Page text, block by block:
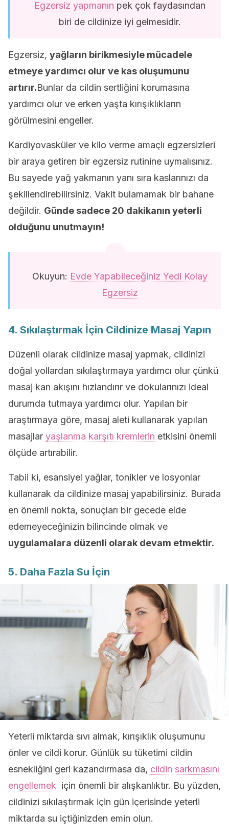
Egzersiz yapmanın pek çok faydasından
biri de cildinize iyi gelmesidir.
Egzersiz, yağların birikmesiyle mücadele
etmeye yardımcı olur ve kas oluşumunu
artırır.Bunlar da cildin sertliğini korumasına
yardımcı olur ve erken yaşta kırışıklıkların
görülmesini engeller.
Kardiyovasküler ve kilo verme amaçlı egzersizleri
bir araya getiren bir egzersiz rutinine uymalısınız.
Bu sayede yağ yakmanın yanı sıra kaslarınızı da
şekillendirebilirsiniz. Vakit bulamamak bir bahane
değildir. Günde sadece 20 dakikanın yeterli
olduğunu unutmayın!
Okuyun: Evde Yapabileceğiniz Yedi Kolay
Egzersiz
4. Sıkılaştırmak İçin Cildinize Masaj Yapın
Düzenli olarak cildinize masaj yapmak, cildinizi
doğal yollardan sıkılaştırmaya yardımcı olur çünkü
masaj kan akışını hızlandırır ve dokularınızı ideal
durumda tutmaya yardımcı olur. Yapılan bir
araştırmaya göre, masaj aleti kullanarak yapılan
masajlar yaşlanma karşıtı kremlerin etkisini önemli
ölçüde artırabilir.
Tabii ki, esansiyel yağlar, tonikler ve losyonlar
kullanarak da cildinize masaj yapabilirsiniz. Burada
en önemli nokta, sonuçları bir gecede elde
edemeyeceğinizin bilincinde olmak ve
uygulamalara düzenli olarak devam etmektir.
5. Daha Fazla Su İçin
Yeterli miktarda sıvı almak, kırışıklık oluşumunu
önler ve cildi korur. Günlük su tüketimi cildin
esnekliğini geri kazandırmasa da, cildin sarkmasını
engellemek için önemli bir alışkanlıktır. Bu yüzden,
cildinizi sıkılaştırmak için gün içerisinde yeterli
miktarda su içtiğinizden emin olun.